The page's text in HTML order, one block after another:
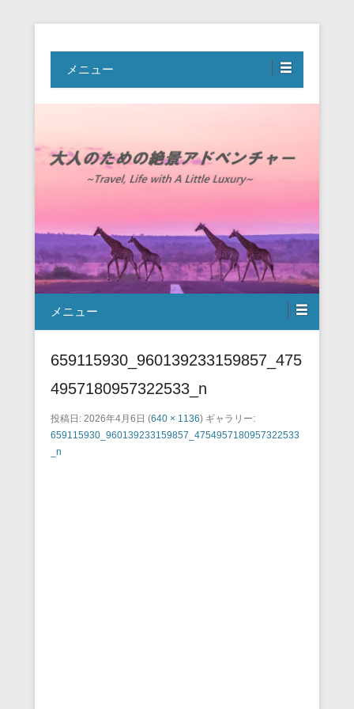
大人のための絶景アドベンチャー
メニュー
メニュー
659115930_960139233159857_475
4957180957322533_n
投稿日: 2026年4月6日 (640 × 1136) ギャラリー:
659115930_960139233159857_4754957180957322533
_n